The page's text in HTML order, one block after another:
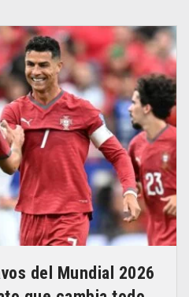
del Mundial 2026